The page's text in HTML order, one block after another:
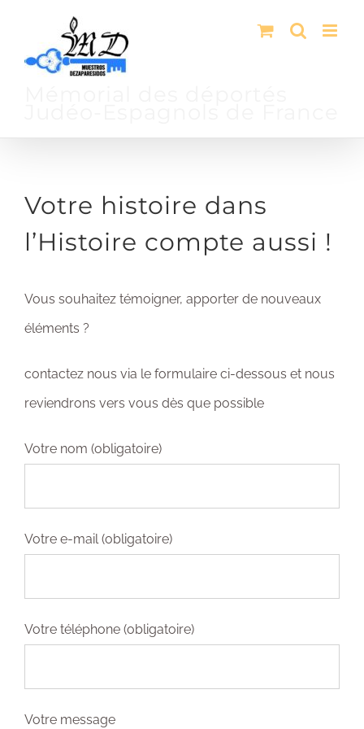
contenu
Votre histoire dans
l’Histoire compte aussi !
Vous souhaitez témoigner, apporter de nouveaux
éléments ?
contactez nous via le formulaire ci-dessous et nous
reviendrons vers vous dès que possible
Votre nom (obligatoire)
Votre e-mail (obligatoire)
Votre téléphone (obligatoire)
Votre message